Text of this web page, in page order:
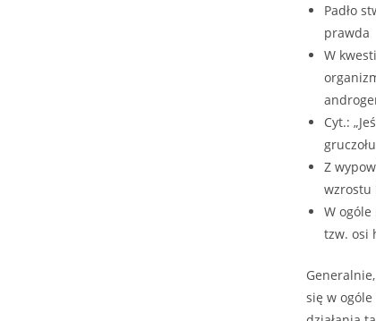
Padło
prawda
W
Cyt.:
Z
wzrostu
W
tzw. osi
się w ogóle